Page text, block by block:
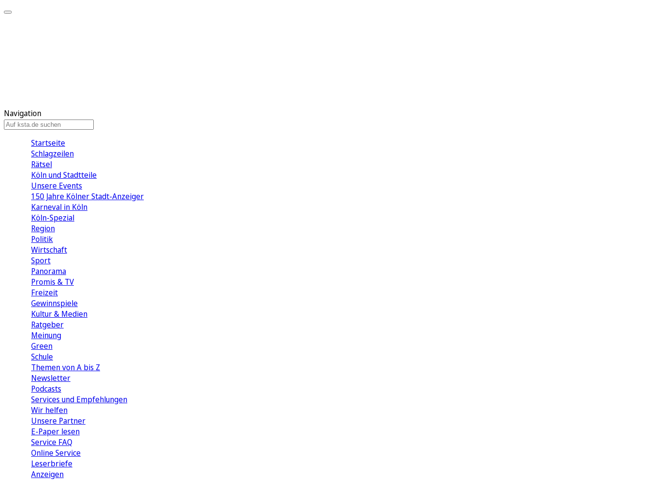
Navigation
Startseite
Schlagzeilen
Rätsel
Köln und Stadtteile
Unsere Events
150 Jahre Kölner Stadt-Anzeiger
Karneval in Köln
Köln-Spezial
Region
Politik
Wirtschaft
Sport
Panorama
Promis & TV
Freizeit
Gewinnspiele
Kultur & Medien
Ratgeber
Meinung
Green
Schule
Themen von A bis Z
Newsletter
Podcasts
Services und Empfehlungen
Wir helfen
Unsere Partner
E-Paper lesen
Service FAQ
Online Service
Leserbriefe
Anzeigen